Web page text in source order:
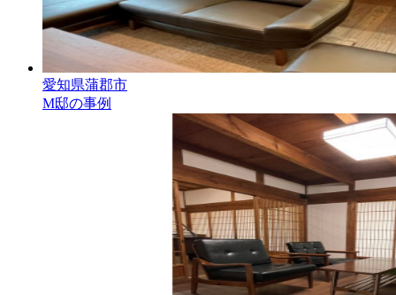
愛知県蒲郡市
M邸の事例